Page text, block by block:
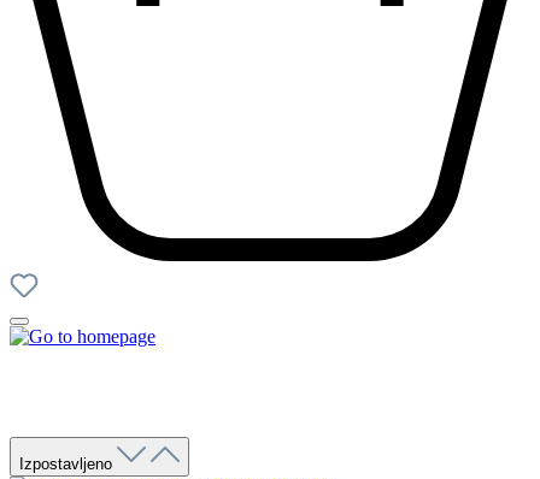
Izpostavljeno